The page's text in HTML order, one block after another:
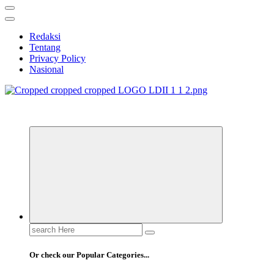
Redaksi
Tentang
Privacy Policy
Nasional
Search
for:
Or check our Popular Categories...